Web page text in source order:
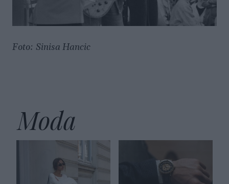
Foto: Sinisa Hancic
Moda